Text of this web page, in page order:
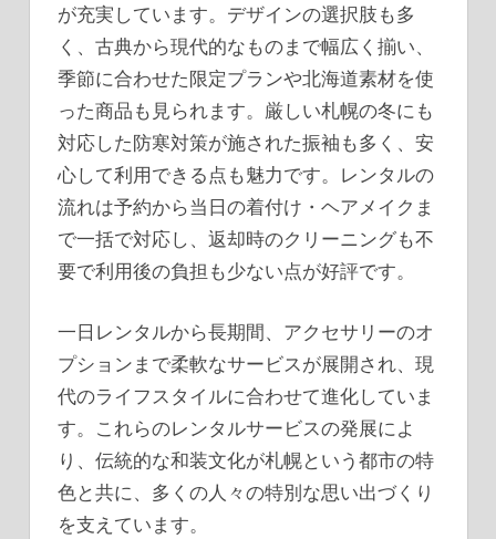
が充実しています。デザインの選択肢も多
く、古典から現代的なものまで幅広く揃い、
季節に合わせた限定プランや北海道素材を使
った商品も見られます。厳しい札幌の冬にも
対応した防寒対策が施された振袖も多く、安
心して利用できる点も魅力です。レンタルの
流れは予約から当日の着付け・ヘアメイクま
で一括で対応し、返却時のクリーニングも不
要で利用後の負担も少ない点が好評です。
一日レンタルから長期間、アクセサリーのオ
プションまで柔軟なサービスが展開され、現
代のライフスタイルに合わせて進化していま
す。これらのレンタルサービスの発展によ
り、伝統的な和装文化が札幌という都市の特
色と共に、多くの人々の特別な思い出づくり
を支えています。